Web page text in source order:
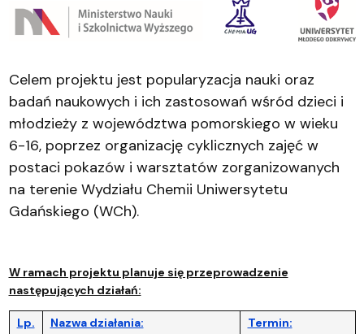
Celem projektu jest popularyzacja nauki oraz
badań naukowych i ich zastosowań wśród dzieci i
młodzieży z województwa pomorskiego w wieku
6-16, poprzez organizację cyklicznych zajęć w
postaci pokazów i warsztatów zorganizowanych
na terenie Wydziału Chemii Uniwersytetu
Gdańskiego (WCh).
W ramach projektu planuje się przeprowadzenie
następujących działań:
Lp. Nazwa działania: Termin: